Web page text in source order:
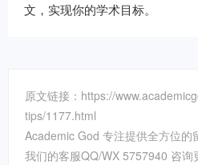
文，实现你的学术目标。
原文链接：https://
tips/1177.html
Academic God 专注提供全方位的
我们的客服QQ/WX 5757940 咨询